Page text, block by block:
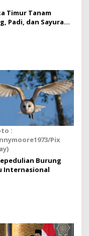
Timur Tanam
Padi, dan Sayuran
:
Pix
Burung
Internasional